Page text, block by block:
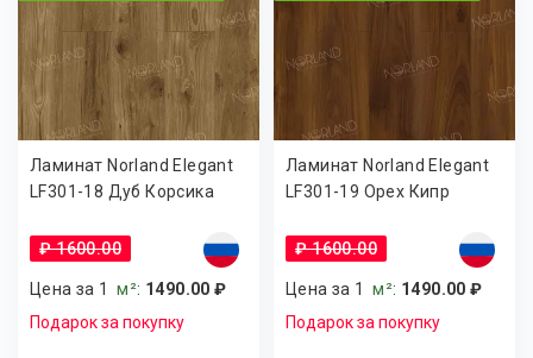
Ламинат Norland Elegant
LF301-18 Дуб Корсика
₽ 1600.00
Цена за 1м²: 1490.00 ₽
Подарок за покупку
Ламинат Norland Elegant
LF301-19 Орех Кипр
₽ 1600.00
Цена за 1м²: 1490.00 ₽
Подарок за покупку